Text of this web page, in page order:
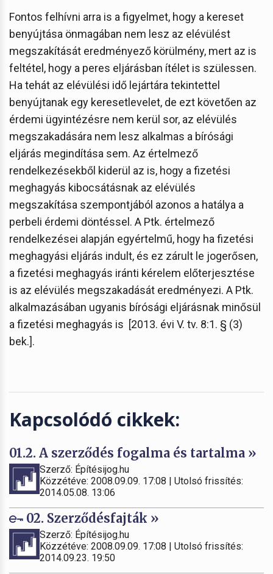
Fontos felhívni arra is a figyelmet, hogy a kereset
benyújtása önmagában nem lesz az elévülést
megszakítását eredményező körülmény, mert az is
feltétel, hogy a peres eljárásban ítélet is szülessen.
Ha tehát az elévülési idő lejártára tekintettel
benyújtanak egy keresetlevelet, de ezt követően az
érdemi ügyintézésre nem kerül sor, az elévülés
megszakadására nem lesz alkalmas a bírósági
eljárás megindítása sem. Az értelmező
rendelkezésekből kiderül az is, hogy a fizetési
meghagyás kibocsátásnak az elévülés
megszakítása szempontjából azonos a hatálya a
perbeli érdemi döntéssel. A Ptk. értelmező
rendelkezései alapján egyértelmű, hogy ha fizetési
meghagyási eljárás indult, és ez zárult le jogerősen,
a fizetési meghagyás iránti kérelem előterjesztése
is az elévülés megszakadását eredményezi. A Ptk.
alkalmazásában ugyanis bírósági eljárásnak minősül
a fizetési meghagyás is [2013. évi V. tv. 8:1. § (3)
bek.].
Kapcsolódó cikkek:
01.2. A szerződés fogalma és tartalma »
Szerző: Építésijog.hu
Közzétéve: 2008.09.09. 17:08 | Utolsó frissítés:
2014.05.08. 13:06
02. Szerződésfajták »
Szerző: Építésijog.hu
Közzétéve: 2008.09.09. 17:08 | Utolsó frissítés:
2014.09.23. 19:50